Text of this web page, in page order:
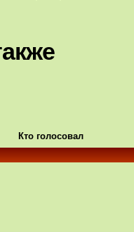
Кто голосовал